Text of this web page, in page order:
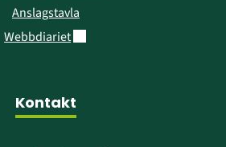
Anslagstavla
WebbdiarietLänk till annan webbplats.
Kontakt